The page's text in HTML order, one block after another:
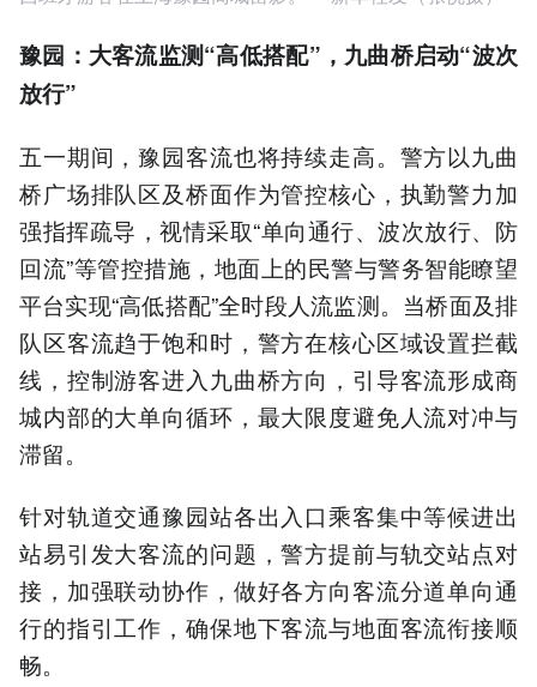
豫园：大客流监测“高低搭配”，九曲桥启动“波次
放行”
五一期间，豫园客流也将持续走高。警方以九曲
桥广场排队区及桥面作为管控核心，执勤警力加
强指挥疏导，视情采取“单向通行、波次放行、防
回流”等管控措施，地面上的民警与警务智能瞭望
平台实现“高低搭配”全时段人流监测。当桥面及排
队区客流趋于饱和时，警方在核心区域设置拦截
线，控制游客进入九曲桥方向，引导客流形成商
城内部的大单向循环，最大限度避免人流对冲与
滞留。
针对轨道交通豫园站各出入口乘客集中等候进出
站易引发大客流的问题，警方提前与轨交站点对
接，加强联动协作，做好各方向客流分道单向通
行的指引工作，确保地下客流与地面客流衔接顺
畅。